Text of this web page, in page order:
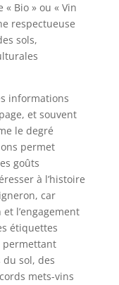
Bio » ou « Vin
respectueuse
sols,
informations
et souvent
le degré
permet
goûts
à l’histoire
car
l’engagement
étiquettes
permettant
du sol, des
mets-vins